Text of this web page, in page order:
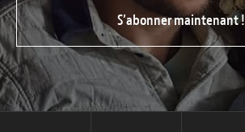
S’abonner maintenant !